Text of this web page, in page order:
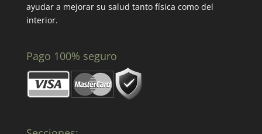
ayudar a mejorar su salud tanto física como del
interior.
Pago 100% seguro